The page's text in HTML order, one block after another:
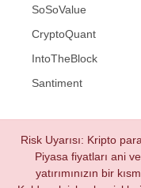
SoSoValue
CryptoQuant
IntoTheBlock
Santiment
Risk Uyarısı: Kripto
Piyasa fiyatları ani
yatırımınızın bir